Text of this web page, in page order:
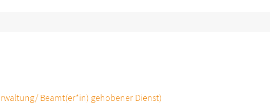
Beamt(er*in) gehobener Dienst)